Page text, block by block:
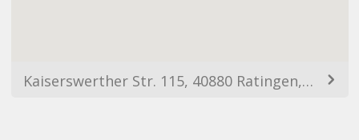
Kaiserswerther Str. 115, 40880 Ratingen, Germany